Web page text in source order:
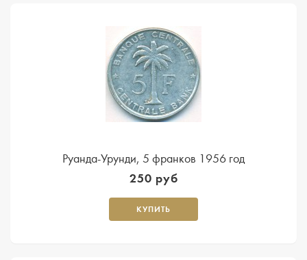
Руанда-Урунди, 5 франков 1956 год
250 руб
КУПИТЬ